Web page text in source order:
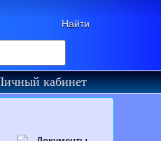
кабинет